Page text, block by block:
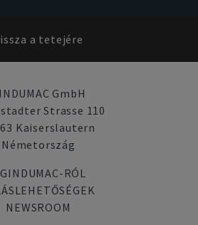
a tetejére
GmbH
Strasse 110
Kaiserslautern
Németország
RÓL
NEWSROOM